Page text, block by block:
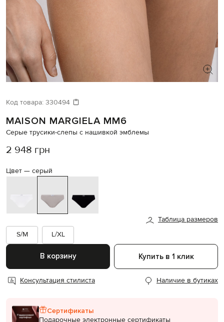
Код товара: 330494
MAISON MARGIELA MM6
Серые трусики-слепы с нашивкой эмблемы
2 948 грн
Цвет — серый
Таблица размеров
S/M
L/XL
В корзину Купить в 1 клик
Консультация стилиста Наличие в бутиках
Сертификаты